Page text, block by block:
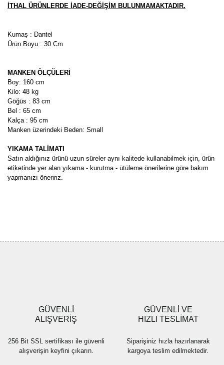
İTHAL ÜRÜNLERDE İADE-DEĞİŞİM BULUNMAMAKTADIR.
Kumaş : Dantel
Ürün Boyu : 30 Cm
MANKEN ÖLÇÜLERİ
Boy: 160 cm
Kilo: 48 kg
Göğüs : 83 cm
Bel : 65 cm
Kalça : 95 cm
Manken üzerindeki Beden: Small
YIKAMA TALİMATI
Satın aldığınız ürünü uzun süreler aynı kalitede kullanabilmek için, ürün
etiketinde yer alan yıkama - kurutma - ütüleme önerilerine göre bakım
yapmanızı öneririz.
Ürün fiyatı diğer sitelerden daha pahalı.
Bu ürüne benzer farklı alternatifler olmalı.
GÜVENLİ
ALIŞVERİŞ
256 Bit SSL sertifikası ile güvenli
alışverişin keyfini çıkarın.
GÜVENLİ VE
HIZLI TESLİMAT
Siparişiniz hızla hazırlanarak
kargoya teslim edilmektedir.